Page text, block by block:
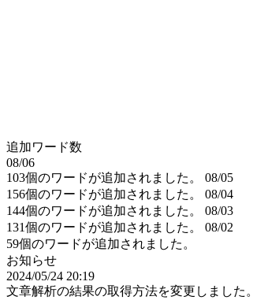
追加ワード数
08/06
103個のワードが追加されました。
08/05
156個のワードが追加されました。
08/04
144個のワードが追加されました。
08/03
131個のワードが追加されました。
08/02
59個のワードが追加されました。
お知らせ
2024/05/24 20:19
文章解析の結果の取得方法を変更しました。